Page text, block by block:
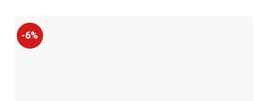
-6%